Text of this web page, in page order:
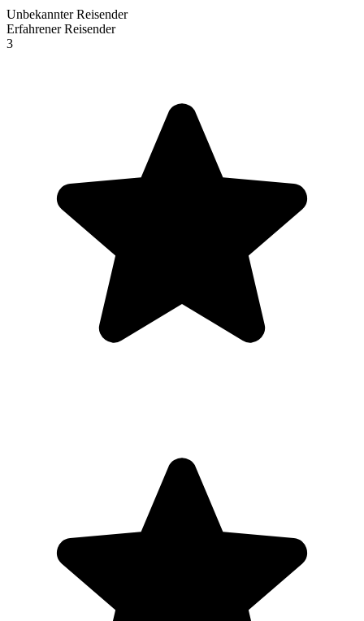
Unbekannter Reisender
Erfahrener Reisender
3